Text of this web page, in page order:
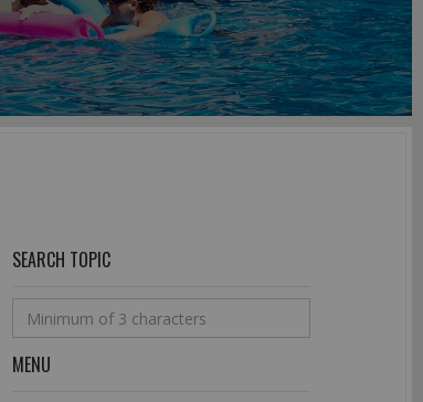
SEARCH TOPIC
MENU